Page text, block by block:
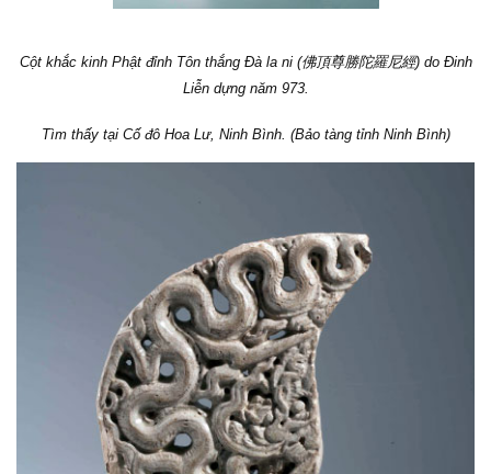
Cột khắc kinh Phật đỉnh Tôn thắng Đà la ni (佛頂尊勝陀羅尼經) do Đinh
Liễn dựng năm 973.
Tìm thấy tại Cố đô Hoa Lư, Ninh Bình. (Bảo tàng tỉnh Ninh Bình)